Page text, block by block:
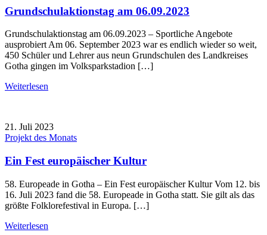
Grundschulaktionstag am 06.09.2023
Grundschulaktionstag am 06.09.2023 – Sportliche Angebote
ausprobiert Am 06. September 2023 war es endlich wieder so weit,
450 Schüler und Lehrer aus neun Grundschulen des Landkreises
Gotha gingen im Volksparkstadion […]
Weiterlesen
21. Juli 2023
Projekt des Monats
Ein Fest europäischer Kultur
58. Europeade in Gotha – Ein Fest europäischer Kultur Vom 12. bis
16. Juli 2023 fand die 58. Europeade in Gotha statt. Sie gilt als das
größte Folklorefestival in Europa. […]
Weiterlesen